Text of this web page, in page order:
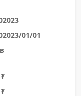
01/01